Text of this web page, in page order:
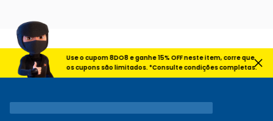
Use o cupom 8DO8 e ganhe 15% OFF neste item, corre que
os cupons são limitados. *Consulte condições completas.